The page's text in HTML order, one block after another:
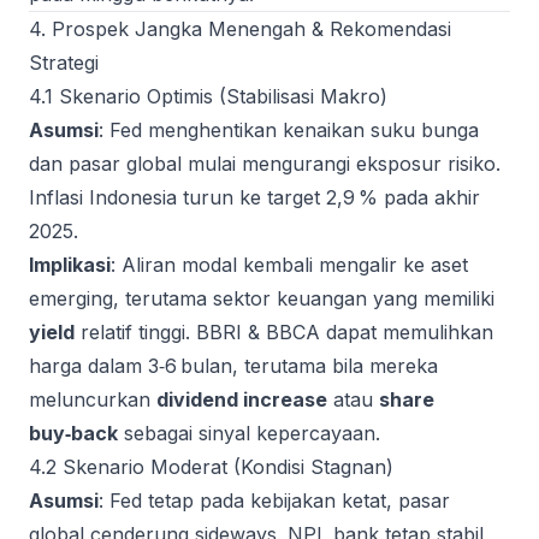
4. Prospek Jangka Menengah & Rekomendasi
Strategi
4.1 Skenario Optimis (Stabilisasi Makro)
Asumsi: Fed menghentikan kenaikan suku bunga
dan pasar global mulai mengurangi eksposur risiko.
Inflasi Indonesia turun ke target 2,9 % pada akhir
2025.
Implikasi: Aliran modal kembali mengalir ke aset
emerging, terutama sektor keuangan yang memiliki
yield relatif tinggi. BBRI & BBCA dapat memulihkan
harga dalam 3‑6 bulan, terutama bila mereka
meluncurkan dividend increase atau share
buy‑back sebagai sinyal kepercayaan.
4.2 Skenario Moderat (Kondisi Stagnan)
Asumsi: Fed tetap pada kebijakan ketat, pasar
global cenderung sideways. NPL bank tetap stabil